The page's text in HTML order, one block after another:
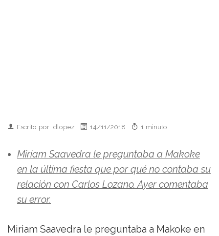
Escrito por: dlopez 14/11/2018 1 minuto
Miriam Saavedra le preguntaba a Makoke
en la última fiesta que por qué no contaba su
relación con Carlos Lozano. Ayer comentaba
su error.
Miriam Saavedra le preguntaba a Makoke en